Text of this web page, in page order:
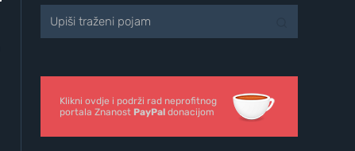
Klikni ovdje i podrži rad neprofitnog
portala Znanost PayPal donacijom